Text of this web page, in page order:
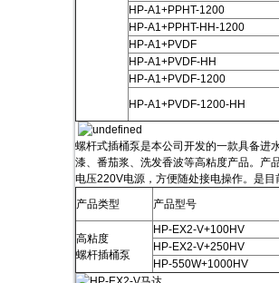
HP-A1+PPHT-1200
HP-A1+PPHT-HH-1200
HP-A1+PVDF
HP-A1+PVDF-HH
HP-A1+PVDF-1200
HP-A1+PVDF-1200-HH
螺杆式插桶泵是本公司开发的一款具备进
漆、番茄浆、洗发香波等高粘度产品。产
电压220V电源，方便随处接电操作。是
产品类型
产品型号
高粘度
螺杆插桶泵
HP-EX2-V+100HV
HP-EX2-V+250HV
HP-550W+1000HV